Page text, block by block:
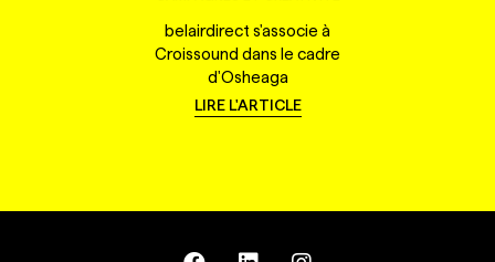
belairdirect s'associe à
Croissound dans le cadre
d'Osheaga
LIRE L'ARTICLE